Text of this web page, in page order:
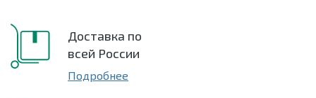
Доставка по
всей России
Подробнее